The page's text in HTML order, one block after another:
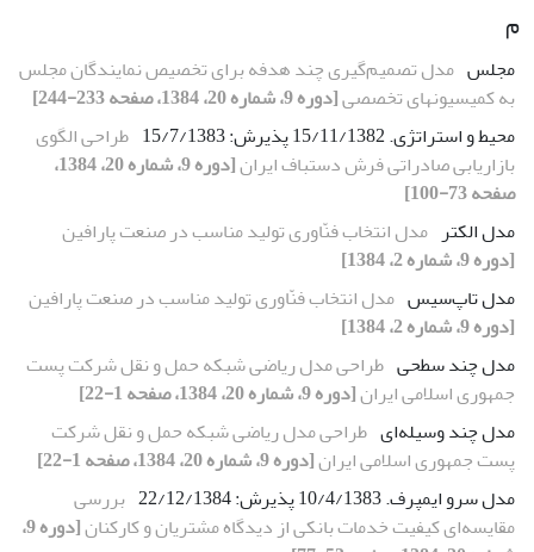
م
مجلس مدل تصمیم‌گیری چند هدفه برای تخصیص نمایندگان مجلس
به کمیسیونهای تخصصی[دوره 9، شماره 20، 1384، صفحه 233-244]
محیط و استراتژی. 15/11/1382 پذیرش: 15/7/1383
طراحی الگوی
بازاریابی صادراتی فرش دستباف ایران
[دوره 9، شماره 20، 1384،
صفحه 73-100]
مدل الکتر مدل انتخاب فنّاوری تولید مناسب در صنعت پارافین
[دوره 9، شماره 2، 1384]
مدل تاپ‌‌سیس مدل انتخاب فنّاوری تولید مناسب در صنعت پارافین
[دوره 9، شماره 2، 1384]
مدل چند سطحی طراحی مدل ریاضی شبکه حمل و نقل شرکت پست
جمهوری اسلامی ایران[دوره 9، شماره 20، 1384، صفحه 1-22]
مدل چند وسیله‌ای طراحی مدل ریاضی شبکه حمل و نقل شرکت
پست جمهوری اسلامی ایران[دوره 9، شماره 20، 1384، صفحه 1-22]
مدل سرو ایمپرف. 10/4/1383 پذیرش: 22/12/1384
بررسی
مقایسه‌ای کیفیت خدمات بانکی از دیدگاه مشتریان و کارکنان
[دوره 9،